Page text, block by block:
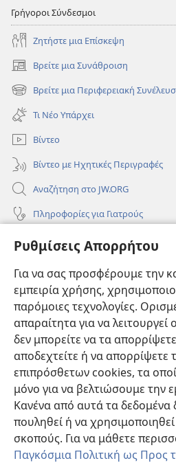
Ρυθμίσεις Απορρήτου
Για να σας προσφέρουμε την
εμπειρία χρήσης,
παρόμοιες τεχνολογίες.
απαραίτητα για να λειτουργεί
δεν μπορείτε να τα
αποδεχτείτε ή να απορρίψετε
επιπρόσθετων cookies, τα
μόνο για να βελτιώσουμε την
Κανένα από αυτά τα δεδομένα
πουληθεί ή να
σκοπούς. Για να μάθετε
Παγκόσμια Πολιτική ως Προς
Γρήγοροι Σύνδεσμοι
Ζητήστε μια Επίσκεψη
Βρείτε μια Συνάθροιση
(ανοίγει
νέο
παράθυρο)
Βρείτε μια Περιφερειακή
(ανοίγει
νέο
παράθυρο)
Τι Νέο Υπάρχει
Βίντεο
Βίντεο με Ηχητικές Περιγραφές
Αναζήτηση στο JW.ORG
Πληροφορίες για Γιατρούς
Πληροφορίες για Επίσημους
Συνεισφορές
(ανοίγει
παράθυρο)ΔΙΑΔΙΚΤΥΑΚΗ ΒΙΒΛΙΟΘΗΚΗ της
(ανοίγει
νέο
παράθυρο)
JW Hub ®
(ανοίγει
νέο
παράθυρο)JW Library®
Βιβλιοθήκη της Σκοπιάς